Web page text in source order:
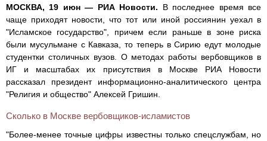
МОСКВА, 19 июн — РИА Новости. В последнее время все
чаще приходят новости, что тот или иной россиянин уехал в
"Исламское государство", причем если раньше в зоне риска
были мусульмане с Кавказа, то теперь в Сирию едут молодые
студентки столичных вузов. О методах работы вербовщиков в
ИГ и масштабах их присутствия в Москве РИА Новости
рассказал президент информационно-аналитического центра
"Религия и общество" Алексей Гришин.
Сколько в Москве вербовщиков-исламистов
"Более-менее точные цифры известны только спецслужбам, но